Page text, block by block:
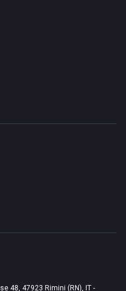
48, 47923 Rimini (RN), IT -